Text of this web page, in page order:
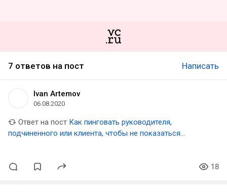
7 ответов на пост Написать
Ivan Artemov
06.08.2020
Ответ на пост Как пинговать руководителя,
подчиненного или клиента, чтобы не показаться
18